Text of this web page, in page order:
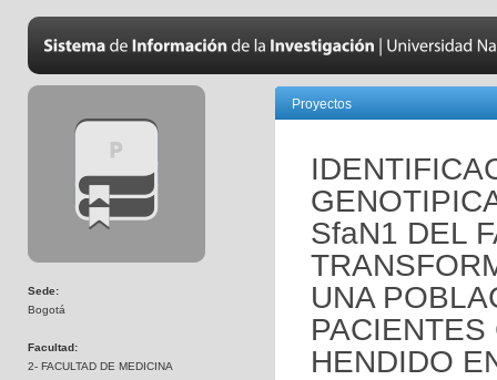
Sede:
Bogotá
Facultad:
2- FACULTAD DE MEDICINA
Proyectos
SfaN1 DEL
UNA
HENDIDO